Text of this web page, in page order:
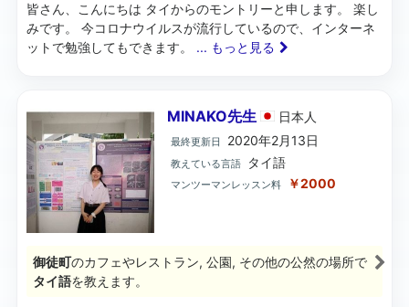
皆さん、こんにちは タイからのモントリーと申します。 楽し
みです。 今コロナウイルスが流行しているので、インターネ
ットで勉強してもできます。 ... もっと見る
MINAKO先生 日本 人
最終更新日 2020年2月13日
教えている言語 タイ語
マンツーマンレッスン料 ￥2000
御徒町のカフェやレストラン, 公園, その他の公然の場所で
タイ語を教えます。